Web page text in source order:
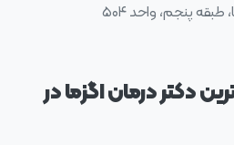
پنجم، واحد ۵۰۴
دکتر درمان اگزما در